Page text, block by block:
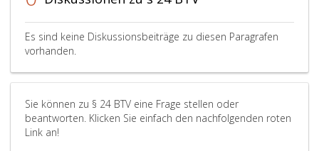
Es sind keine Diskussionsbeiträge zu diesen Paragrafen
vorhanden.
Sie können zu § 24 BTV eine Frage stellen oder
beantworten. Klicken Sie einfach den nachfolgenden roten
Link an!